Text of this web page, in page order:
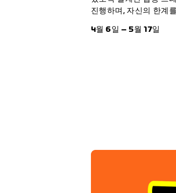
진행하며, 자신의 한계
4월 6일 – 5월 17일